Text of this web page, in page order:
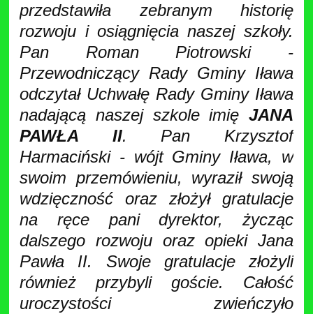
przedstawiła zebranym historię
rozwoju i osiągnięcia naszej szkoły.
Pan Roman Piotrowski -
Przewodniczący Rady Gminy Iława
odczytał Uchwałę Rady Gminy Iława
nadającą naszej szkole imię JANA
PAWŁA II. Pan Krzysztof
Harmaciński - wójt Gminy Iława, w
swoim przemówieniu, wyraził swoją
wdzięczność oraz złożył gratulacje
na ręce pani dyrektor, życząc
dalszego rozwoju oraz opieki Jana
Pawła II. Swoje gratulacje złożyli
również przybyli goście. Całość
uroczystości zwieńczyło